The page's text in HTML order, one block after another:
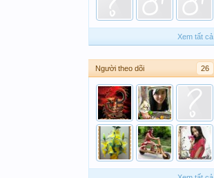
Xem tất cả
Người theo dõi 26